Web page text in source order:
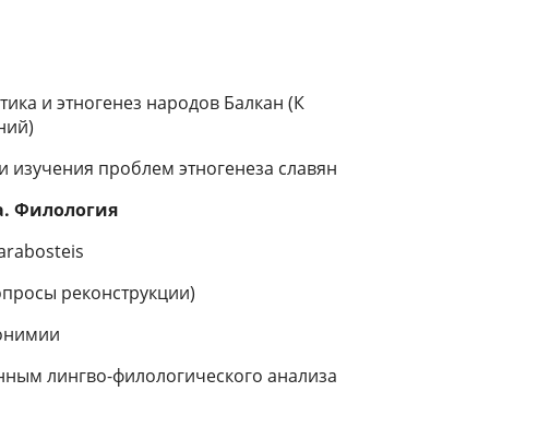
и этногенез народов Балкан (К
проблем этногенеза славян
Филология
реконструкции)
лингво-филологического анализа